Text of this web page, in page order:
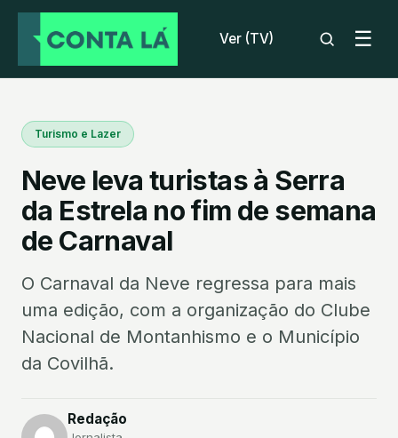
Ver (TV) ☰
Turismo e Lazer
Neve leva turistas à Serra
da Estrela no fim de semana
de Carnaval
O Carnaval da Neve regressa para mais
uma edição, com a organização do Clube
Nacional de Montanhismo e o Município
da Covilhã.
Redação